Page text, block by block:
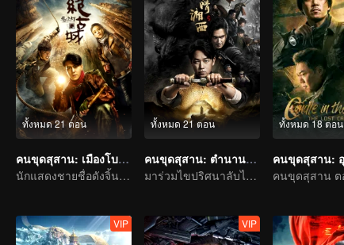
ทั้งหมด 21 ตอน
คนขุดสุสาน: เมืองโบราณกลางทะเลทราย
นักแสดงชายชื่อดังจิ้นตง กับนักแสดงหญิงดาวรุ่งของไต้หวันเฉิน เฉียว เอิน เริ่มการผจญภัยในสุสานฝังศพ
ทั้งหมด 21 ตอน
คนขุดสุสาน: ตำนานราชาศพเซียงซี
มาร่วมไขปริศนาลับไปกับพานเยว่หมิงและเกาเหว่ยกวง
ทั้งหมด 18 ตอน
VIP VIP